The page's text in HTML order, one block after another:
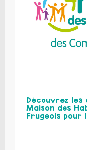
Découvrez
Maison des
Frugeois pour